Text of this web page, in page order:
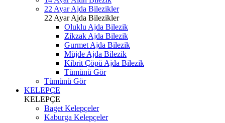
22 Ayar Ajda Bilezikler
22 Ayar Ajda Bilezikler
Oluklu Ajda Bilezik
Zikzak Ajda Bilezik
Gurmet Ajda Bilezik
Müjde Ajda Bilezik
Kibrit Çöpü Ajda Bilezik
Tümünü Gör
Tümünü Gör
KELEPÇE
KELEPÇE
Baget Kelepçeler
Kaburga Kelepçeler